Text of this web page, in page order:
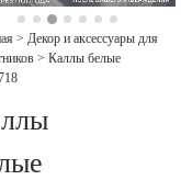
> Декор и аксессуары для
> Каллы белые